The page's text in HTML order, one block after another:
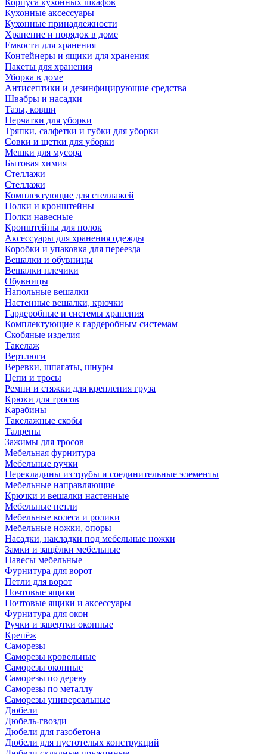
Корпуса кухонных шкафов
Кухонные аксессуары
Кухонные принадлежности
Хранение и порядок в доме
Емкости для хранения
Контейнеры и ящики для хранения
Пакеты для хранения
Уборка в доме
Антисептики и дезинфицирующие средства
Швабры и насадки
Тазы, ковши
Перчатки для уборки
Тряпки, салфетки и губки для уборки
Совки и щетки для уборки
Мешки для мусора
Бытовая химия
Стеллажи
Стеллажи
Комплектующие для стеллажей
Полки и кронштейны
Полки навесные
Кронштейны для полок
Аксессуары для хранения одежды
Коробки и упаковка для переезда
Вешалки и обувницы
Вешалки плечики
Обувницы
Напольные вешалки
Настенные вешалки, крючки
Гардеробные и системы хранения
Комплектующие к гардеробным системам
Скобяные изделия
Такелаж
Вертлюги
Веревки, шпагаты, шнуры
Цепи и тросы
Ремни и стяжки для крепления груза
Крюки для тросов
Карабины
Такелажные скобы
Талрепы
Зажимы для тросов
Мебельная фурнитура
Мебельные ручки
Перекладины из трубы и соединительные элементы
Мебельные направляющие
Крючки и вешалки настенные
Мебельные петли
Мебельные колеса и ролики
Мебельные ножки, опоры
Насадки, накладки под мебельные ножки
Замки и защёлки мебельные
Навесы мебельные
Фурнитура для ворот
Петли для ворот
Почтовые ящики
Почтовые ящики и аксессуары
Фурнитура для окон
Ручки и завертки оконные
Крепёж
Саморезы
Саморезы кровельные
Саморезы оконные
Саморезы по дереву
Саморезы по металлу
Саморезы универсальные
Дюбели
Дюбель-гвозди
Дюбели для газобетона
Дюбели для пустотелых конструкций